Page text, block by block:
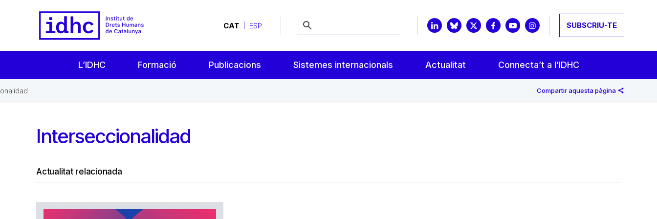
CAT ESP SUBSCRIU-TE
L’IDHC Formació Publicacions Sistemes internacionals Actualitat Connecta’t a l’IDHC
Compartir aquesta pàgina
Interseccionalidad
Actualitat relacionada